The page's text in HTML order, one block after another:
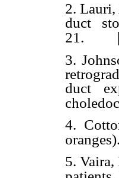
2.
duct
21.
3.
duct
4.
5.